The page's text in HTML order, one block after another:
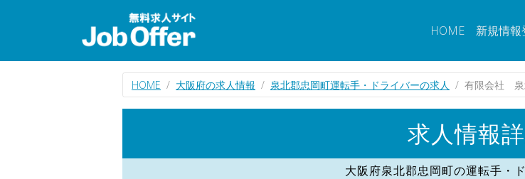
HOME 新規情報
HOME 大阪府の求人情報 泉北郡忠岡町運転手・ドライバーの求人 有限会社 泉
求人情報
大阪府泉北郡忠岡町の運転手・